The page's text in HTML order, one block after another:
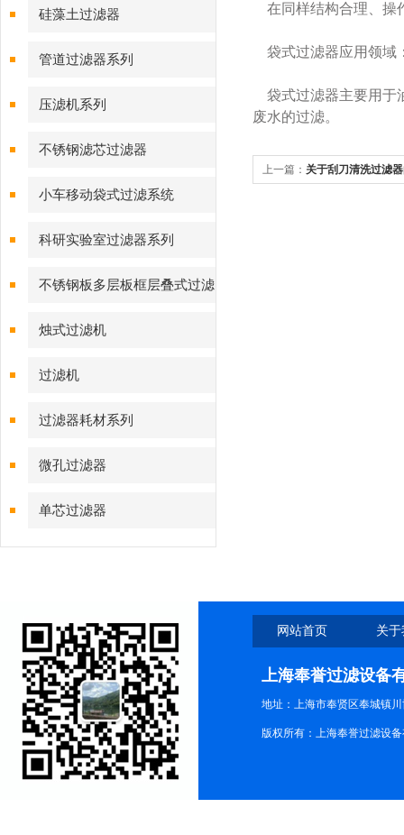
硅藻土过滤器
管道过滤器系列
压滤机系列
不锈钢滤芯过滤器
小车移动袋式过滤系统
科研实验室过滤器系列
不锈钢板多层板框层叠式过滤
器系列
烛式过滤机
过滤机
过滤器耗材系列
微孔过滤器
单芯过滤器
在同样结构合理、操
袋式过滤器应用领域
袋式过滤器主要用于
废水的过滤。
上一篇： 关于刮刀清洗过滤
网站首页 关
上海奉誉过滤设备
地址：上海市奉贤区奉城镇川
版权所有：上海奉誉过滤设